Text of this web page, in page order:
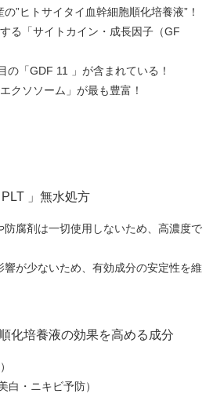
”ヒトサイタイ血幹細胞順化培養液”！
る「サイトカイン・成長因子（GF
の「GDF 11 」が含まれている！
クソソーム」が最も豊富！
」無水処方
腐剤は一切使用しないため、高濃度で
響が少ないため、有効成分の安定性を維
化培養液の効果を高める成分
白・ニキビ予防）